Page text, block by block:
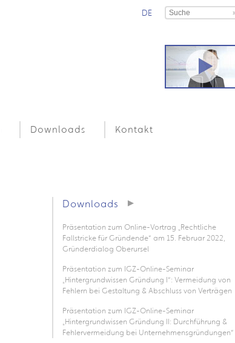
DE
Downloads Kontakt
Downloads
Präsentation zum Online-Vortrag „Rechtliche
Fallstricke für Gründende“ am 15. Februar 2022,
Gründerdialog Oberursel
Präsentation zum IGZ-Online-Seminar
„Hintergrundwissen Gründung I“: Vermeidung von
Fehlern bei Gestaltung & Abschluss von Verträgen
Präsentation zum IGZ-Online-Seminar
„Hintergrundwissen Gründung II: Durchführung &
Fehlervermeidung bei Unternehmensgründungen“